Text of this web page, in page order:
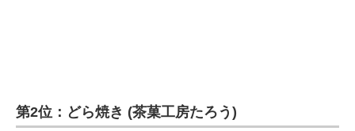
第2位：どら焼き (茶菓工房たろう)